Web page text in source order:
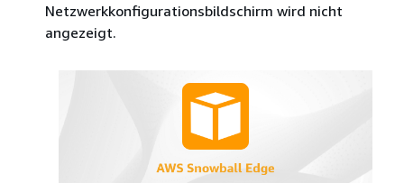
Netzwerkkonfigurationsbildschirm wird nicht
angezeigt.